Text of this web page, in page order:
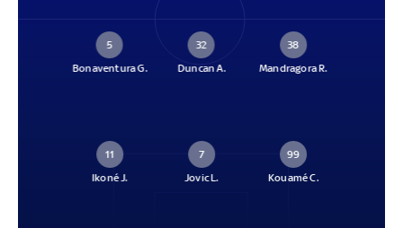
5
Bonaventura G.
32
Duncan A.
38
Mandragora R.
11
Ikoné J.
7
Jovic L.
99
Kouamé C.